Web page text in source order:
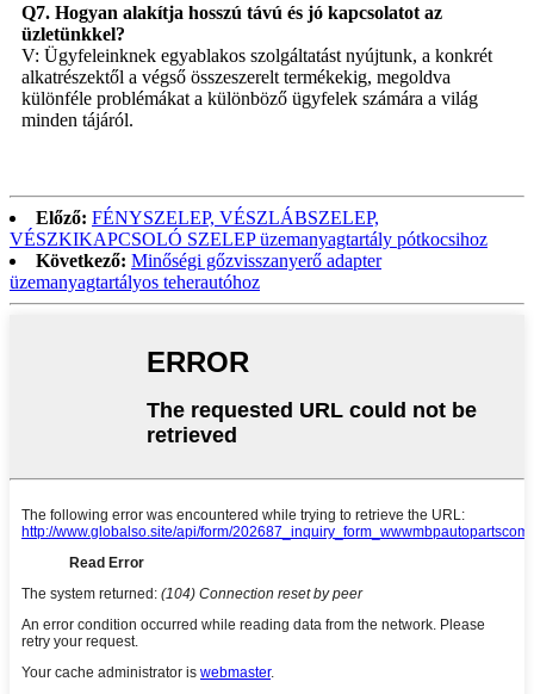
Q7. Hogyan alakítja hosszú távú és jó kapcsolatot az
üzletünkkel?
V: Ügyfeleinknek egyablakos szolgáltatást nyújtunk, a konkrét
alkatrészektől a végső összeszerelt termékekig, megoldva
különféle problémákat a különböző ügyfelek számára a világ
minden tájáról.
Előző: FÉNYSZELEP, VÉSZLÁBSZELEP,
VÉSZKIKAPCSOLÓ SZELEP üzemanyagtartály pótkocsihoz
Következő: Minőségi gőzvisszanyerő adapter
üzemanyagtartályos teherautóhoz